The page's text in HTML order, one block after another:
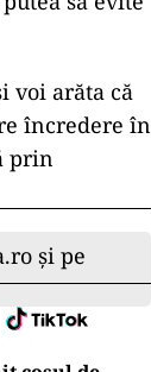
voi arăta că
încredere în
prin
și pe